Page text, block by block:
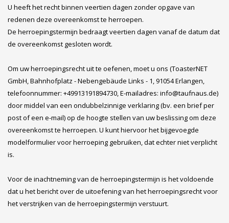
U heeft het recht binnen veertien dagen zonder opgave van
redenen deze overeenkomst te herroepen.
De herroepingstermijn bedraagt veertien dagen vanaf de datum dat
de overeenkomst gesloten wordt.
Om uw herroepingsrecht uit te oefenen, moet u ons (ToasterNET
GmbH, Bahnhofplatz - Nebengebäude Links - 1, 91054 Erlangen,
telefoonnummer: +49913191894730, E-mailadres: info@taufnaus.de)
door middel van een ondubbelzinnige verklaring (bv. een brief per
post of een e-mail) op de hoogte stellen van uw beslissing om deze
overeenkomst te herroepen. U kunt hiervoor het bijgevoegde
modelformulier voor herroeping gebruiken, dat echter niet verplicht
is.
Voor de inachtneming van de herroepingstermijn is het voldoende
dat u het bericht over de uitoefening van het herroepingsrecht voor
het verstrijken van de herroepingstermijn verstuurt.